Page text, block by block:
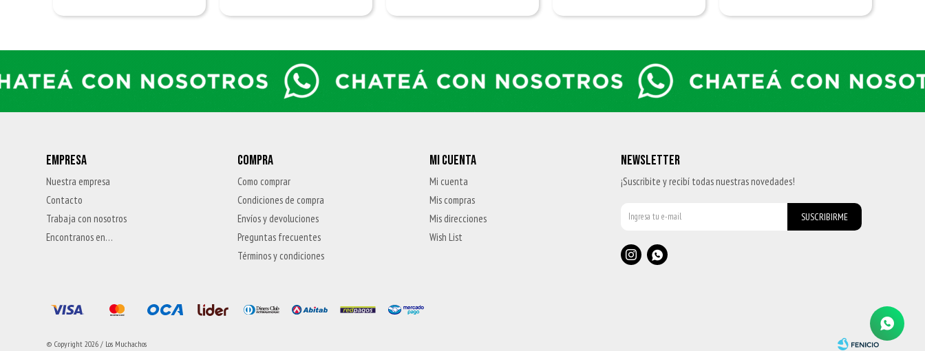
EMPRESA
Nuestra empresa
Contacto
Trabaja con nosotros
Encontranos en…
COMPRA
Como comprar
Condiciones de compra
Envíos y devoluciones
Preguntas frecuentes
Términos y condiciones
MI CUENTA
Mi cuenta
Mis compras
Mis direcciones
Wish List
NEWSLETTER
¡Suscribite y recibí todas nuestras novedades!
SUSCRIBIRME
 
© Copyright 2026 / Los Muchachos